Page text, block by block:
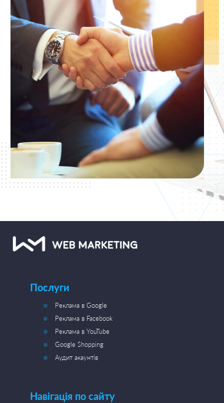
Послуги
Реклама в Google
Реклама в Facebook
Реклама в YouTube
Google Shopping
Аудит акаунтів
Навігація по сайту